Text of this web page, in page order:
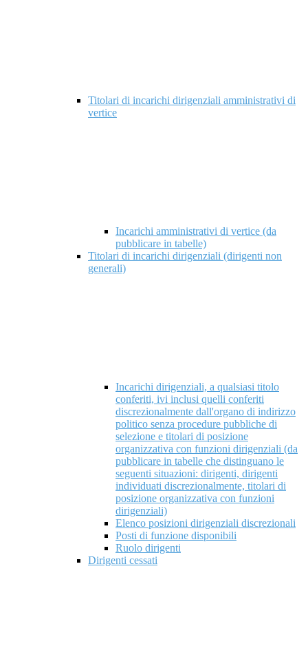
Titolari di incarichi dirigenziali amministrativi di
vertice
Incarichi amministrativi di vertice (da
pubblicare in tabelle)
Titolari di incarichi dirigenziali (dirigenti non
generali)
Incarichi dirigenziali, a qualsiasi titolo
conferiti, ivi inclusi quelli conferiti
discrezionalmente dall'organo di indirizzo
politico senza procedure pubbliche di
selezione e titolari di posizione
organizzativa con funzioni dirigenziali (da
pubblicare in tabelle che distinguano le
seguenti situazioni: dirigenti, dirigenti
individuati discrezionalmente, titolari di
posizione organizzativa con funzioni
dirigenziali)
Elenco posizioni dirigenziali discrezionali
Posti di funzione disponibili
Ruolo dirigenti
Dirigenti cessati